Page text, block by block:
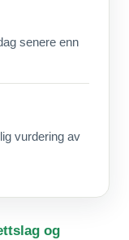
senere enn
vurdering av
og